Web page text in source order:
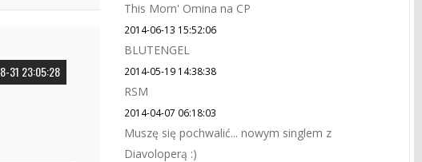
31 23:05:28
This Morn' Omina na CP
2014-06-13 15:52:06
BLUTENGEL
2014-05-19 14:38:38
RSM
2014-04-07 06:18:03
Muszę się pochwalić... nowym singlem z
Diavoloperą :)